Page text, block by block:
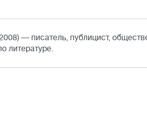
— писатель, публицист,
литературе.